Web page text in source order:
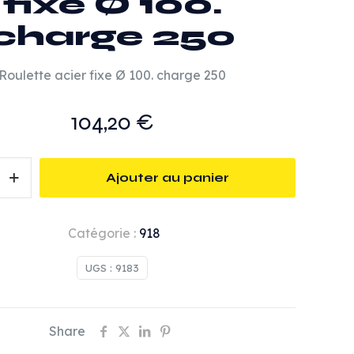
250
Roulette acier fixe Ø 100. charge 250
104,20€
Ajouter au panier
UGS : 9183
Catégorie : 918
Share